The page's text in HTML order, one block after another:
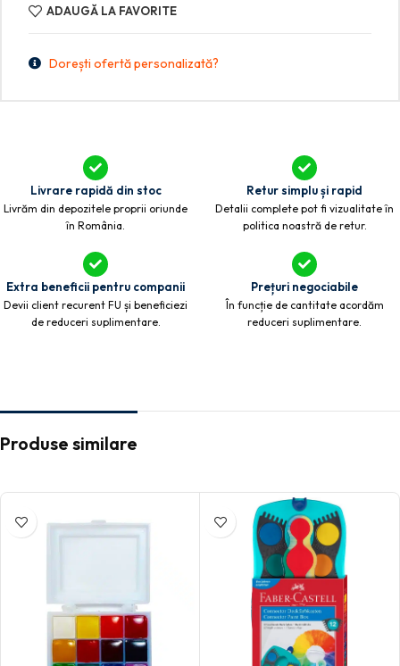
ADAUGĂ LA FAVORITE
Dorești ofertă personalizată?
Livrare rapidă din stoc
Livrăm din depozitele proprii oriunde
în România.
Retur simplu și rapid
Detalii complete pot fi vizualitate în
politica noastră de retur.
Extra beneficii pentru companii
Devii client recurent FU și beneficiezi
de reduceri suplimentare.
Prețuri negociabile
În funcție de cantitate acordăm
reduceri suplimentare.
Produse similare